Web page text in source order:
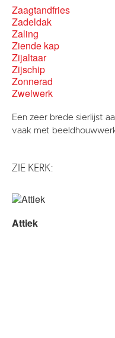
Zaagtandfries
Zadeldak
Zaling
Ziende kap
Zijaltaar
Zijschip
Zonnerad
Zwelwerk
Een zeer brede sierlijst
vaak met
ZIE KERK:
Attiek